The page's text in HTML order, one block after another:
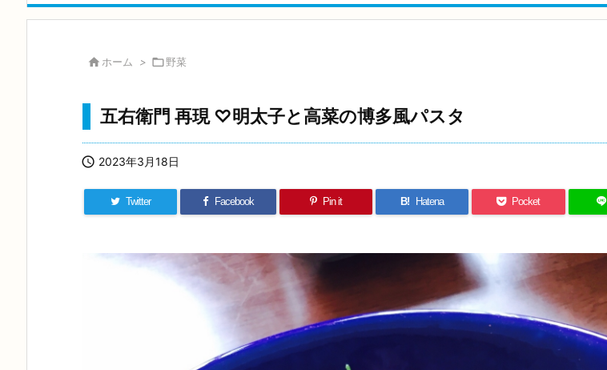
 ホーム > 野菜
五右衛門 再現 ♡明太子と高菜の博多風パスタ
 2023年3月18日
Twitter Facebook Pin it B! Hatena Pocket